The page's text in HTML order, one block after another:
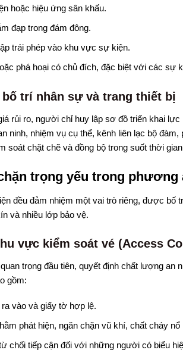
hoặc hiệu ứng sân khấu.
đạp trong đám đông.
trái phép vào khu vực sự kiện.
phá hoại có chủ đích, đặc biệt với các sự
trí nhân sự và trang thiết bị
rủi ro, người chỉ huy lập sơ đồ triển khai
ninh, nhiệm vụ cụ thể, kênh liên lạc bộ
soát chặt chẽ và đồng bộ trong suốt thời
trọng yếu trong phương
đều đảm nhiệm một vai trò riêng, được bố
và nhiều lớp bảo vệ.
vực kiểm soát vé (Access
trọng đầu tiên, quyết định chất lượng an
gồm:
vào và giấy tờ hợp lệ.
phát hiện, ngăn chặn vũ khí, chất cháy
chối tiếp cận đối với những người có biểu